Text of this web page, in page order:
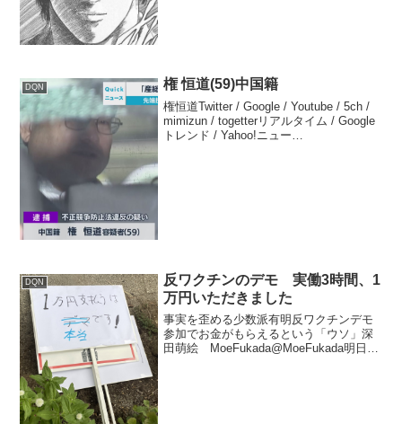
DQN 権 恒道(59)中国籍
権恒道Twitter / Google / Youtube / 5ch /
mimizun / togetterリアルタイム / Google
トレンド / Yahoo!ニュー
DQN
反ワクチンのデモ 実働3時間、1
万円いただきました
事実を歪める少数派有明反ワクチンデモ
参加でお金がもらえるという「ウソ」深
田萌絵 MoeFukada@MoeFukada明日の